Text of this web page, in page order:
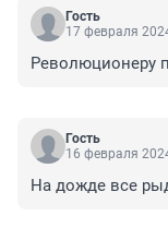
Гость
17 февраля
Революционеру
Гость
16 февраля
На дожде все